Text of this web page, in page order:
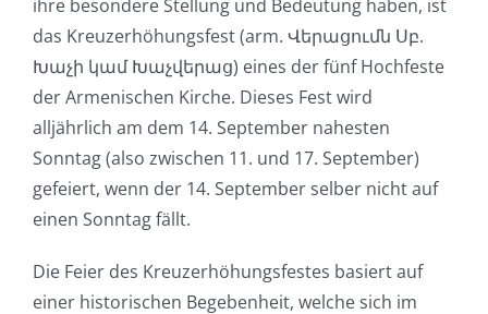
ihre besondere Stellung und Bedeutung haben, ist
das Kreuzerhöhungsfest (arm. Վերացումն Սբ.
Խաչի կամ Խաչվերաց) eines der fünf Hochfeste
der Armenischen Kirche. Dieses Fest wird
alljährlich am dem 14. September nahesten
Sonntag (also zwischen 11. und 17. September)
gefeiert, wenn der 14. September selber nicht auf
einen Sonntag fällt.
Die Feier des Kreuzerhöhungsfestes basiert auf
einer historischen Begebenheit, welche sich im